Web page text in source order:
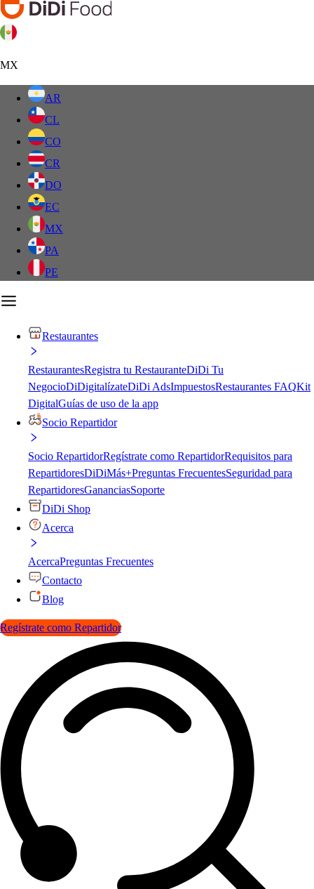
MX
AR
CL
CO
CR
DO
EC
MX
PA
PE
Restaurantes
RestaurantesRegistra tu RestauranteDiDi Tu
NegocioDiDigitalízateDiDi AdsImpuestosRestaurantes FAQKit
DigitalGuías de uso de la app
Socio Repartidor
Socio RepartidorRegístrate como RepartidorRequisitos para
RepartidoresDiDiMás+Preguntas FrecuentesSeguridad para
RepartidoresGananciasSoporte
DiDi Shop
Acerca
AcercaPreguntas Frecuentes
Contacto
Blog
Regístrate como Repartidor